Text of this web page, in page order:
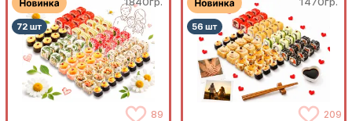
89 209